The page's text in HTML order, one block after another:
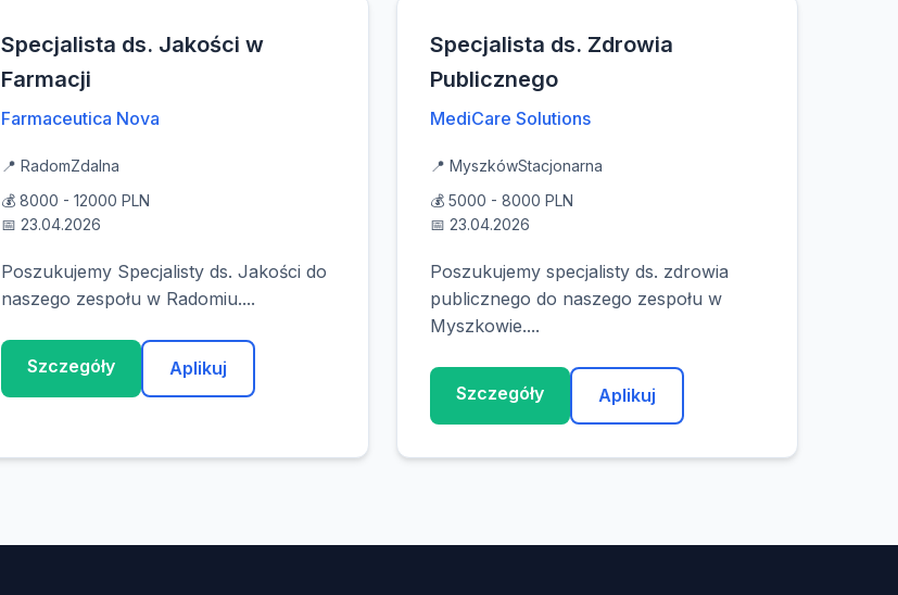
Specjalista ds. Jakości w
Farmacji
Farmaceutica Nova
📍 RadomZdalna
💰 8000 - 12000 PLN
📅 23.04.2026
Poszukujemy Specjalisty ds. Jakości do
naszego zespołu w Radomiu....
Szczegóły Aplikuj
Specjalista ds. Zdrowia
Publicznego
MediCare Solutions
📍 MyszkówStacjonarna
💰 5000 - 8000 PLN
📅 23.04.2026
Poszukujemy specjalisty ds. zdrowia
publicznego do naszego zespołu w
Myszkowie....
Szczegóły Aplikuj